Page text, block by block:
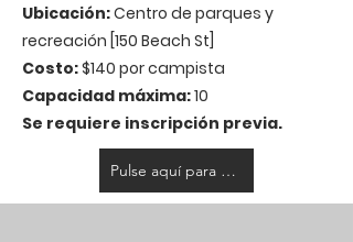
Ubicación:Centro de parques y
recreación [150 Beach St]
Costo:$140 por campista
Capacidad máxima:10
Se requiere inscripción previa.
Pulse aquí para registrarse